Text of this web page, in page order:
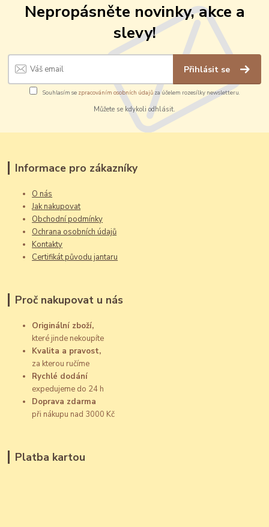
Nepropásněte novinky, akce a
slevy!
Přihlásit se
Souhlasím se zpracováním osobních údajůza účelem rozesílky newsletteru.
Můžete se kdykoli odhlásit.
Informace pro zákazníky
O nás
Jak nakupovat
Obchodní podmínky
Ochrana osobních údajů
Kontakty
Certifikát původu jantaru
Proč nakupovat u nás
Originální zboží,
které jinde nekoupíte
Kvalita a pravost,
za kterou ručíme
Rychlé dodání
expedujeme do 24 h
Doprava zdarma
při nákupu nad 3000 Kč
Platba kartou